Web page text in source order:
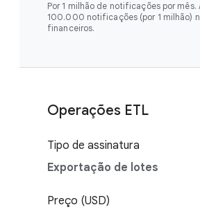
Por 1 milhão de notificações por mês.
100.000 notificações (por 1 milhão)
financeiros.
Operações ETL
Tipo de assinatura
Exportação de lotes
Preço (USD)